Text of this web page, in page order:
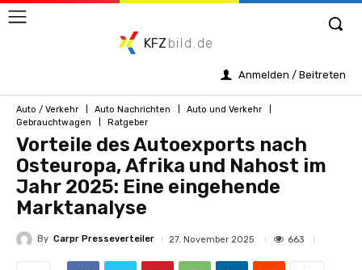
KFZ bild.de
Anmelden / Beitreten
Auto / Verkehr Auto Nachrichten
Auto und Verkehr
Gebrauchtwagen
Ratgeber
Vorteile des Autoexports nach
Osteuropa, Afrika und Nahost im
Jahr 2025: Eine eingehende
Marktanalyse
By Carpr Presseverteiler 27. November 2025 663